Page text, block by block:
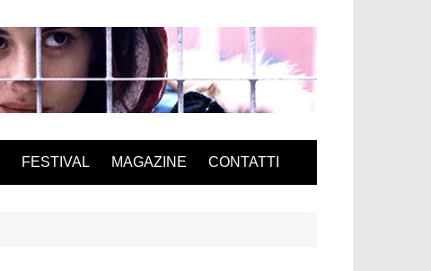
FESTIVAL MAGAZINE CONTATTI